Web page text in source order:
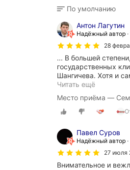
По умолчанию
Антон Лагутин
Надёжный автор
28
... В большей
государственных
Шангичева. Хотя и
Читать ещёС
м
а
у
ч
ш
а
Место приёма —
Павел Суров
Надёжный автор
27 июля
Внимательное и